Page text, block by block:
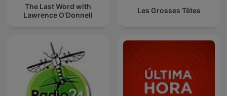
The Last Word with
Lawrence O’Donnell
Les Grosses Têtes